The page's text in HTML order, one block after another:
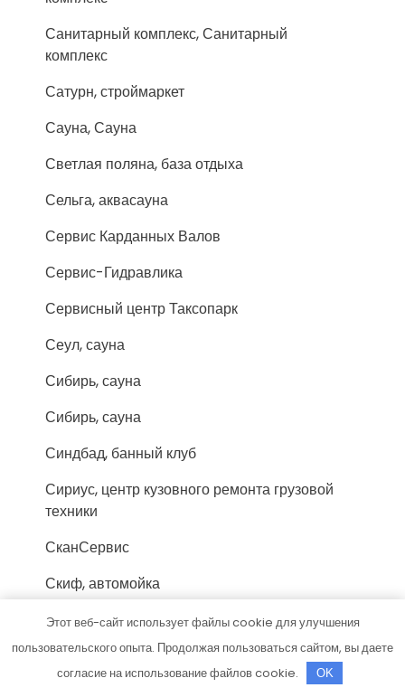
Санитарный комплекс, Санитарный
комплекс
Сатурн, строймаркет
Сауна, Сауна
Светлая поляна, база отдыха
Сельга, аквасауна
Сервис Карданных Валов
Сервис-Гидравлика
Сервисный центр Таксопарк
Сеул, сауна
Сибирь, сауна
Сибирь, сауна
Синдбад, банный клуб
Сириус, центр кузовного ремонта грузовой
техники
СканСервис
Скиф, автомойка
Скиф, автомойка
Соломбальские бани
Этот веб-сайт использует файлы cookie для улучшения
пользовательского опыта. Продолжая пользоваться сайтом, вы даете
согласие на использование файлов cookie.
OK